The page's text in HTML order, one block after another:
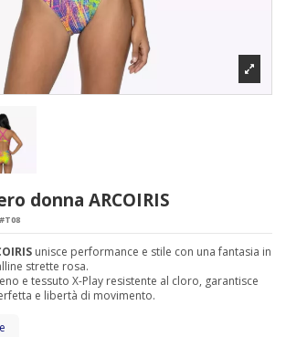
donna ARCOIRIS
unisce performance e stile con una fantasia in
strette rosa.
e tessuto X-Play resistente al cloro, garantisce
e libertà di movimento.